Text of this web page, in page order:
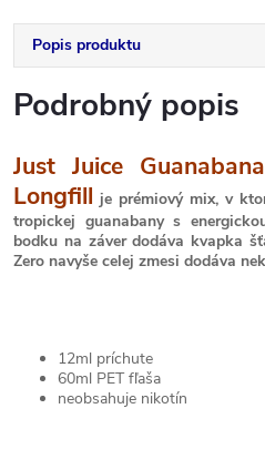
Popis produktu
Podrobný popis
Just Juice
Longfill je prémiový mix, v
tropickej guanabany s
bodku na záver dodáva kvapka
Zero navyše celej zmesi dodáva
12ml príchute
60ml PET fľaša
neobsahuje nikotín